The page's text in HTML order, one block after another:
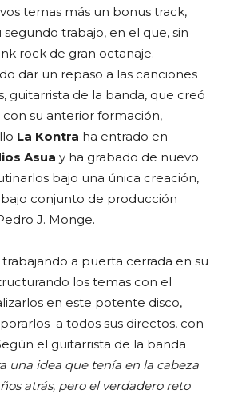
temas más un bonus track,
trabajo, en el que, sin
rock de gran octanaje.
dar un repaso a las canciones
guitarrista de la banda, que creó
con su anterior formación,
La Kontra ha entrado en
Asua y ha grabado de nuevo
bajo una única creación,
conjunto de producción
J. Monge.
a puerta cerrada en su
los temas con el
en este potente disco,
a todos sus directos, con
el guitarrista de la banda
una idea que tenía en la cabeza
atrás, pero el verdadero reto